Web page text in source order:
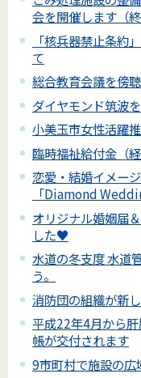
会を開催します（終
「核兵器禁止条約
て
総合教育会議を傍
ダイヤモンド筑波
小美玉市女性活躍
臨時福祉給付金（
恋愛・結婚イメー
「Diamond
オリジナル婚姻届
した♥
水道の冬支度 水道
う。
消防団の組織が新
平成22年4月から
帳が交付されます
9市町村で施設の